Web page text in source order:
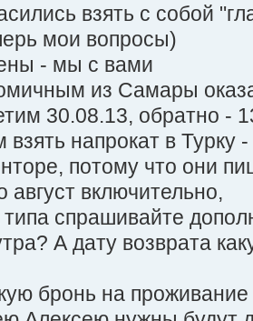
взять с собой
мои вопросы)
- мы с вами
из Самары
30.08.13, обратно -
взять напрокат в Турку
потому что они
август включительно,
типа спрашивайте
А дату возврата
бронь на